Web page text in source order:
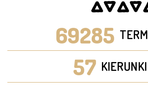
69285
57 KIERUNKI